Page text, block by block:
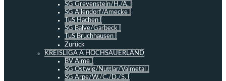
SG Grevenstein/H./A. I
SG Allendorf/Amecke I
TuS Hachen I
SG Balve/Garbeck I
TuS Bruchhausen I
Zurück
KREISLIGA A HOCHSAUERLAND
BV Alme I
SG Ostwig/Nuttlar/Valmetal I
SG Arpe/W./C./D./S. I